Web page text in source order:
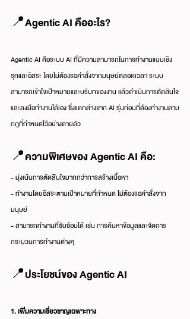
📍Agentic AI คืออะไร?
Agentic AI คือระบบ AI ที่มีความสามารถในการทำงานแบบเชิง
รุกและอิสระ โดยไม่ต้องรอคำสั่งจากมนุษย์ตลอดเวลา ระบบ
สามารถเข้าใจเป้าหมายและบริบทของงาน แล้วดำเนินการตัดสินใจ
และลงมือทำงานได้เอง ซึ่งแตกต่างจาก AI รุ่นก่อนที่ต้องทำงานตาม
กฎที่กำหนดไว้อย่างตายตัว
📍ความพิเศษของ Agentic AI คือ:
- มุ่งเน้นการตัดสินใจมากกว่าการสร้างเนื้อหา
- ทำงานโดยอิสระตามเป้าหมายที่กำหนด ไม่ต้องรอคำสั่งจาก
มนุษย์
- สามารถทำงานที่ซับซ้อนได้ เช่น การค้นหาข้อมูลและจัดการ
กระบวนการทำงานต่างๆ
📍ประโยชน์ของ Agentic AI
1. เพิ่มความเชี่ยวชาญเฉพาะทาง